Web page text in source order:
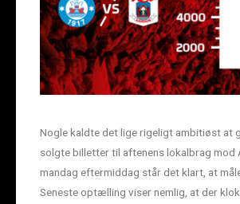
Nogle kaldte det lige rigeligt ambitiøst at
solgte billetter til aftenens lokalbrag mod
mandag eftermiddag står det klart, at
Seneste optælling viser nemlig, at der